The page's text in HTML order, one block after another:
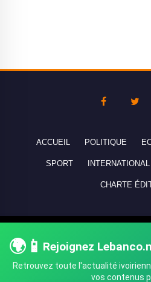
🌍📱 Rejoignez
Retrouvez toute l'actualité
vos contenus
ACCUEIL POLITIQUE
SPORT INTERNATIONAL
CHARTE
réservés - All